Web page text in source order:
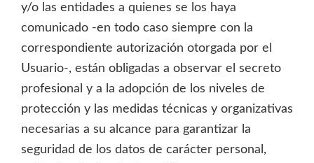
y/o las entidades a quienes se los haya
comunicado -en todo caso siempre con la
correspondiente autorización otorgada por el
Usuario-, están obligadas a observar el secreto
profesional y a la adopción de los niveles de
protección y las medidas técnicas y organizativas
necesarias a su alcance para garantizar la
seguridad de los datos de carácter personal,